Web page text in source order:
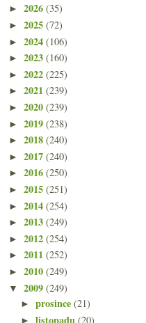
► 2026 (35)
► 2025 (72)
► 2024 (106)
► 2023 (160)
► 2022 (225)
► 2021 (239)
► 2020 (239)
► 2019 (238)
► 2018 (240)
► 2017 (240)
► 2016 (250)
► 2015 (251)
► 2014 (254)
► 2013 (249)
► 2012 (254)
► 2011 (252)
► 2010 (249)
▼ 2009 (249)
►prosince(21)
►listopadu(20)